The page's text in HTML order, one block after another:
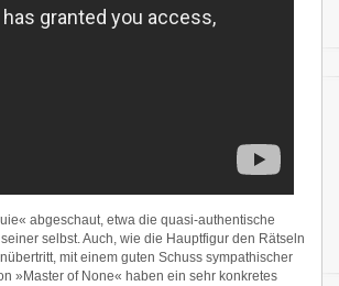
abgeschaut, etwa die quasi-authentische
selbst. Auch, wie die Hauptfigur den Rätseln
mit einem guten Schuss sympathischer
»Master of None« haben ein sehr konkretes